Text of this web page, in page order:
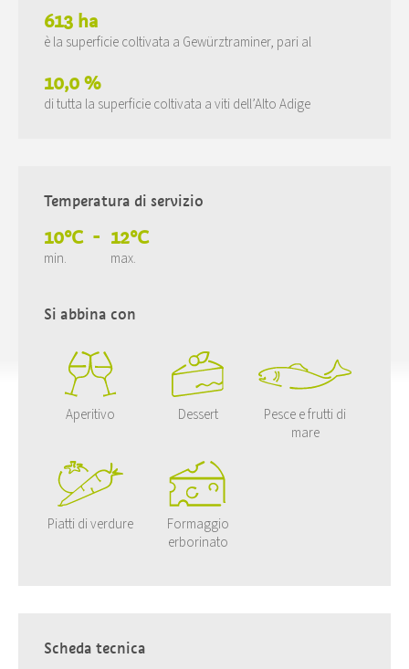
613 ha
è la superficie coltivata a Gewürztraminer, pari al
10,0 %
di tutta la superficie coltivata a viti dell’Alto Adige
Temperatura di servizio
10°C
min.
- 12°C
max.
Si abbina con
Aperitivo Dessert
Pesce e frutti di
mare
Piatti di verdure
Formaggio
erborinato
Scheda tecnica